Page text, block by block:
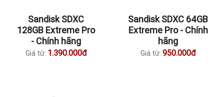
Sandisk SDXC
128GB Extreme Pro
- Chính hãng
Giá từ: 1.390.000đ
Sandisk SDXC 64GB
Extreme Pro - Chính
hãng
Giá từ: 950.000đ